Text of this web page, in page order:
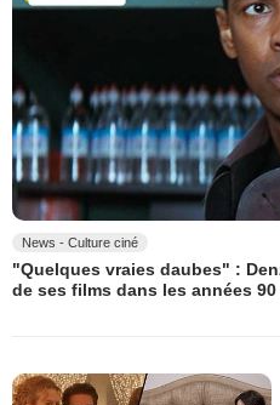
News - Culture ciné
"Quelques vraies daubes" :
de ses films dans les années 90